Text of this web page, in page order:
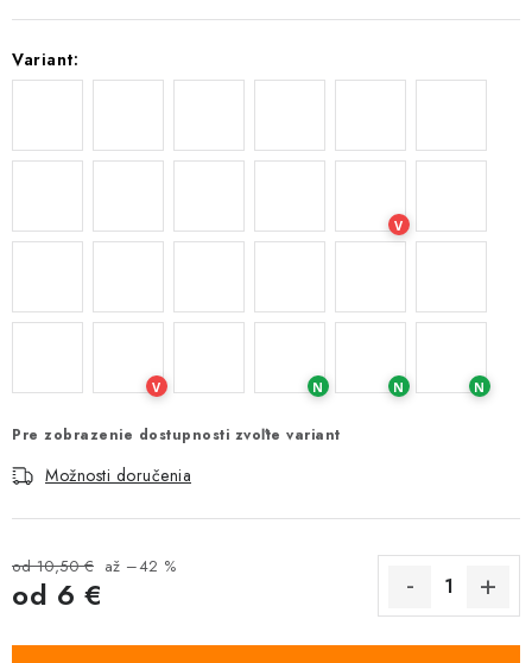
Variant:
V
V N N N
Pre zobrazenie dostupnosti zvoľte variant
Možnosti doručenia
od 10,50 € až –42 %
od 6 €